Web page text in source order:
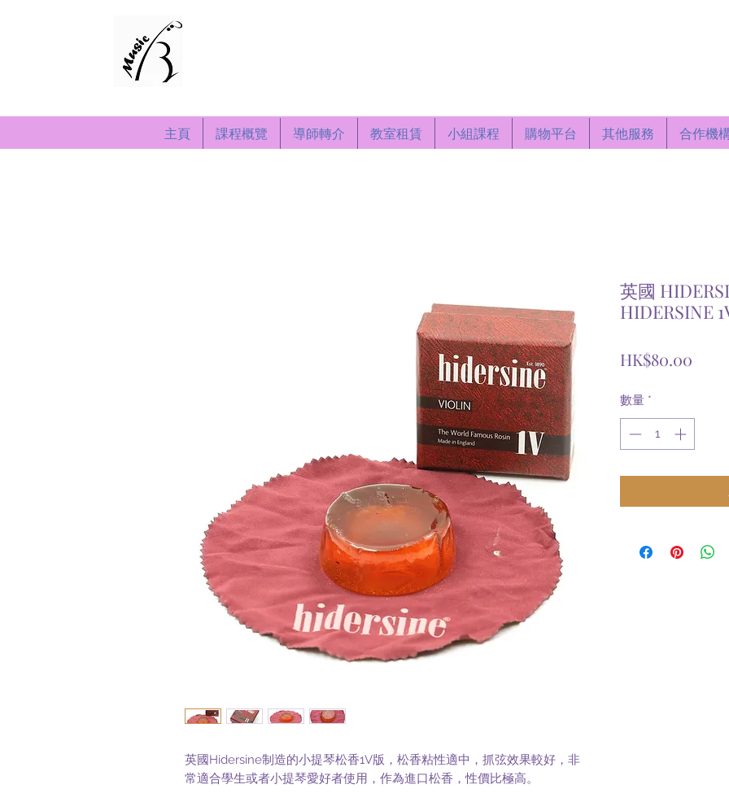
主頁 課程概覽 導師轉介 教室租賃 小組課程 購物平台 其他服務 合作機
英國Hidersine制造的小提琴松香1V版，松香粘性適中，抓弦效果較好，非
常適合學生或者小提琴愛好者使用，作為進口松香，性價比極高。
英國
HIDERSINE
HK$80.00
數量 *